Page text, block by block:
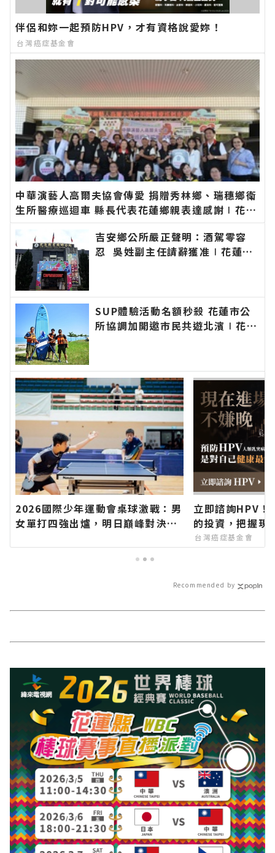
伴侶和妳一起預防HPV，才有資格說愛妳！
台灣癌症基金會
中華演藝人高爾夫協會傳愛 捐贈秀林鄉、瑞穗鄉衛
生所醫療巡迴車 縣長代表花蓮鄉親表達感謝∣花蓮
新聞網官方網站各類新聞－最快速的今日新聞報導
最新的在地資訊！吉安鄉公所嚴正聲明：酒駕零容
忍 吳姓副主任請辭獲准∣花蓮新
SUP體驗活動名額秒殺 花蓮市公
所協調加開邀市民共遊北濱∣花蓮
訊！
2026國際少年運動會桌球激戰：男
女單打四強出爐，明日巔峰對決爭
站各類新聞－最快速的今日新聞報
立即諮詢HPV！
的投資，把握現
台灣癌症基金會
Recommended by